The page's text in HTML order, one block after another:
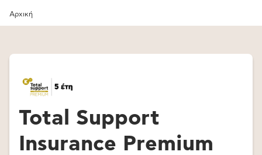
Αρχική
Total Support
Insurance Premium